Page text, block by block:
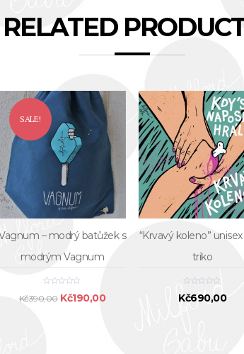
RELATED
SALE!
– modrý batůžek s
modrým Vagnum
Kč390,00 Original
Kč190,00Current
“Krvavý koleno”
triko
Kč690,00